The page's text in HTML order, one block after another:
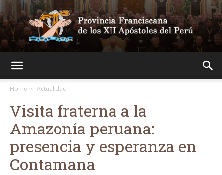
Home
Actualidad
Visita fraterna a la
Amazonía peruana:
presencia y esperanza en
Contamana